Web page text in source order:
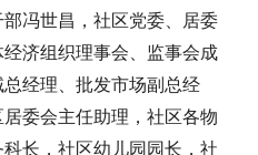
冯世昌，社区党委、居委
济组织理事会、监事会成
经理、批发市场副总经
委会主任助理，社区各物
长，社区幼儿园园长，社